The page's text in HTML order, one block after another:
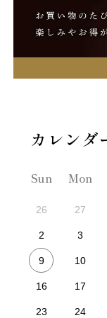
Sun Mon
26 27
2 3
9 10
16 17
23 24